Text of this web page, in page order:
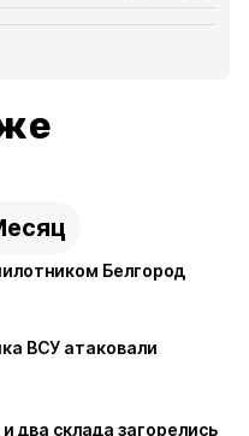
Белгород
ВСУ атаковали
два склада загорелись